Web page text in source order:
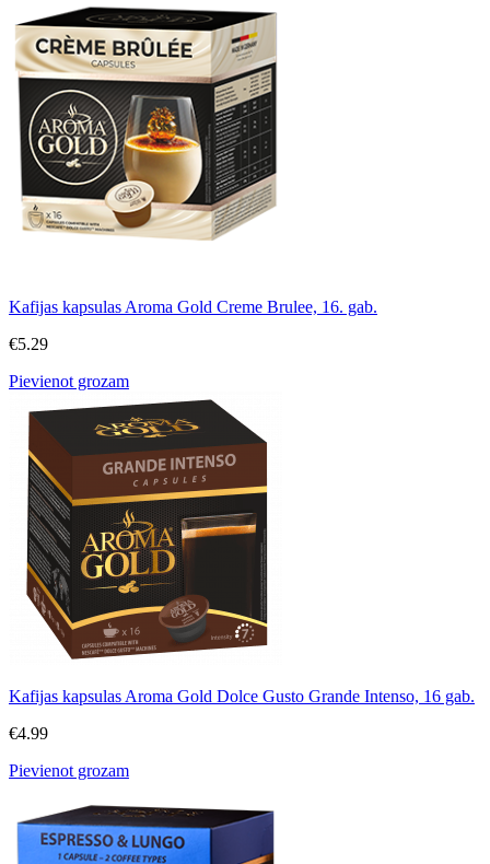
Kafijas kapsulas Aroma Gold Creme Brulee, 16. gab.
€5.29
Pievienot grozam
Kafijas kapsulas Aroma Gold Dolce Gusto Grande Intenso, 16 gab.
€4.99
Pievienot grozam